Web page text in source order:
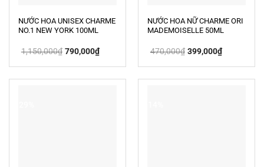
NƯỚC HOA UNISEX CHARME
NO.1 NEW YORK 100ML
1,150,000₫ Giá
gốc
790,000₫Giá
hiện
790,000₫.
NƯỚC HOA NỮ CHARME ORI
MADEMOISELLE 50ML
470,000₫ Giá
gốc
399,000₫Giá
hiện
399,000₫.